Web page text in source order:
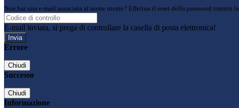
Non hai una e-mail associata al nome utente? Effettua il reset della password tramite la
E-mail inviata, si prega di controllare la casella di posta elettronica!
Errore
Chiudi
Successo
Chiudi
Informazione